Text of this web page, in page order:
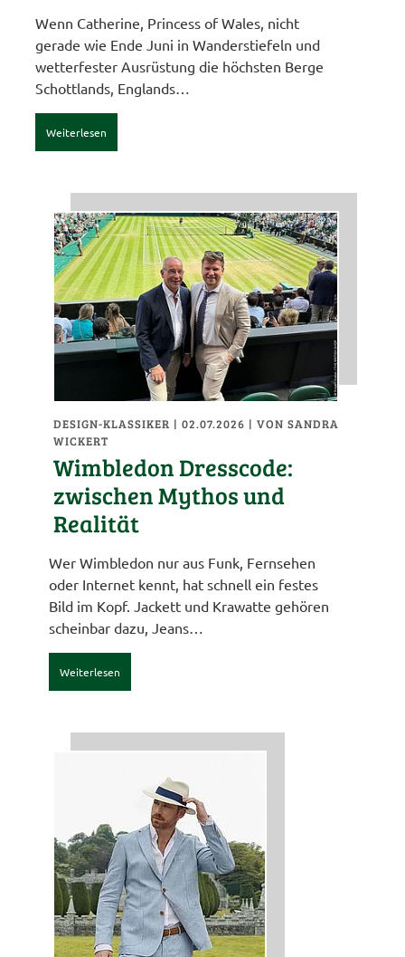
Wenn Catherine, Princess of Wales, nicht
gerade wie Ende Juni in Wanderstiefeln und
wetterfester Ausrüstung die höchsten Berge
Schottlands, Englands…
Weiterlesen
DESIGN-KLASSIKER | 02.07.2026 |VON SANDRA
WICKERT
Wimbledon Dresscode:
zwischen Mythos und
Realität
Wer Wimbledon nur aus Funk, Fernsehen
oder Internet kennt, hat schnell ein festes
Bild im Kopf. Jackett und Krawatte gehören
scheinbar dazu, Jeans…
Weiterlesen